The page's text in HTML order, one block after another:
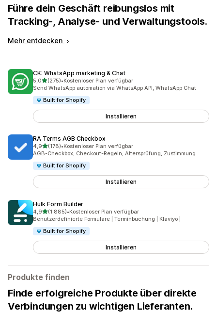
Führe dein Geschäft reibungslos mit
Tracking-, Analyse- und Verwaltungstools.
Mehr entdecken
CK: WhatsApp marketing & Chat
5,0von 5 Sternen
(275)
275 Rezensionen insgesamt
•Kostenloser Plan verfügbar
Send WhatsApp automation via WhatsApp API, WhatsApp Chat
Built for Shopify
Installieren
RA Terms AGB Checkbox
4,9von 5 Sternen
(178)
178 Rezensionen insgesamt
•Kostenloser Plan verfügbar
AGB-Checkbox, Checkout-Regeln, Altersprüfung, Zustimmung
Built for Shopify
Installieren
Hulk Form Builder
4,9von 5 Sternen
(1.885)
1885 Rezensionen insgesamt
•Kostenloser Plan verfügbar
Benutzerdefinierte Formulare | Terminbuchung | Klaviyo |
Built for Shopify
Installieren
Produkte finden
Finde erfolgreiche Produkte über direkte
Verbindungen zu wichtigen Lieferanten.